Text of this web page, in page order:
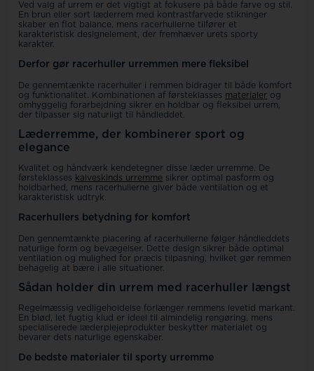
Ved valg af urrem er det vigtigt at fokusere på både farve og stil.
En brun eller sort læderrem med kontrastfarvede stikninger
skaber en flot balance, mens racerhullerne tilfører et
karakteristisk designelement, der fremhæver urets sporty
karakter.
Derfor gør racerhuller urremmen mere fleksibel
De gennemtænkte racerhuller i remmen bidrager til både komfort
og funktionalitet. Kombinationen af førsteklasses materialer og
omhyggelig forarbejdning sikrer en holdbar og fleksibel urrem,
der tilpasser sig naturligt til håndleddet.
Læderremme, der kombinerer sport og
elegance
Kvalitet og håndværk kendetegner disse læder urremme. De
førsteklasses kalveskinds urremme sikrer optimal pasform og
holdbarhed, mens racerhullerne giver både ventilation og et
karakteristisk udtryk.
Racerhullers betydning for komfort
Den gennemtænkte placering af racerhullerne følger håndleddets
naturlige form og bevægelser. Dette design sikrer både optimal
ventilation og mulighed for præcis tilpasning, hvilket gør remmen
behagelig at bære i alle situationer.
Sådan holder din urrem med racerhuller længst
Regelmæssig vedligeholdelse forlænger remmens levetid markant.
En blød, let fugtig klud er ideel til almindelig rengøring, mens
specialiserede læderplejeprodukter beskytter materialet og
bevarer dets naturlige egenskaber.
De bedste materialer til sporty urremme